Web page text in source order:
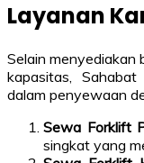
Layanan
Selain menyediakan
kapasitas,
dalam penyewaan
Sewa Forklift
singkat yang